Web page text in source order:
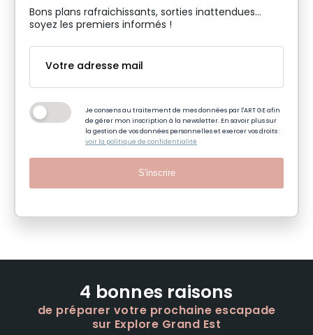
Bons plans rafraichissants, sorties inattendues…
soyez les premiers informés !
Je consens au traitement de mes données par l'ART GE afin
de gérer mon inscription à la newsletter. En savoir plus sur
la gestion de vos données personnelles et exercer vos droits :
voir la politique de confidentialité
S'inscrire
4 bonnes raisons
de préparer votre prochaine escapade
sur Explore Grand Est